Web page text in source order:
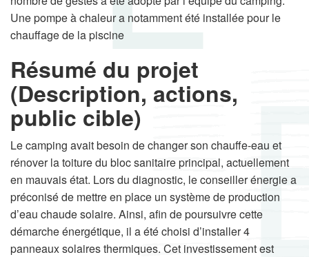
Une pompe à chaleur a notamment été installée pour le
chauffage de la piscine
Résumé du projet
(Description, actions,
public cible)
Le camping avait besoin de changer son chauffe-eau et
rénover la toiture du bloc sanitaire principal, actuellement
en mauvais état. Lors du diagnostic, le conseiller énergie a
préconisé de mettre en place un système de production
d’eau chaude solaire. Ainsi, afin de poursuivre cette
démarche énergétique, il a été choisi d’installer 4
panneaux solaires thermiques. Cet investissement est